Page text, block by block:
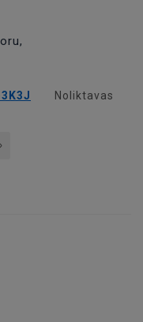
Noliktavas